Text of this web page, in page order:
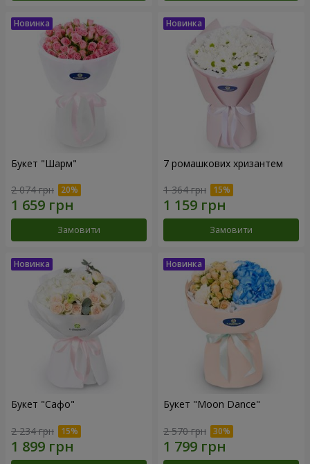
Букет "Шарм"
2 074 грн
Замовити
7 ромашкових хризантем
1 364 грн
Замовити
Букет "Сафо"
2 234 грн
Букет "Moon Dance"
2 570 грн